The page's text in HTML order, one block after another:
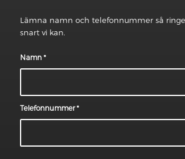
Lämna namn och telefonnummer så
snart vi kan.
Namn*
Telefonnummer*